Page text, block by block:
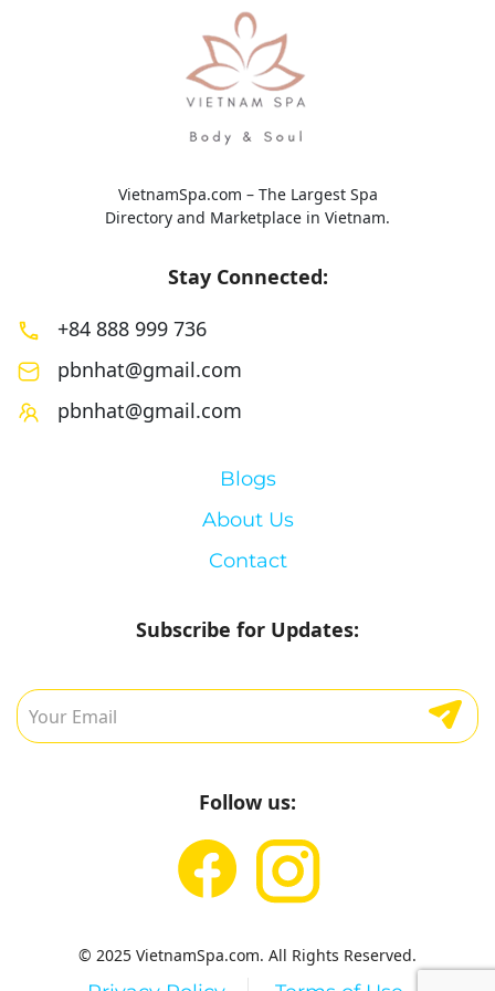
VietnamSpa.com – The Largest Spa
Directory and Marketplace in Vietnam.
Stay Connected:
+84 888 999 736
pbnhat@gmail.com
pbnhat@gmail.com
Blogs
About Us
Contact
Subscribe for Updates:
Follow us:
© 2025 VietnamSpa.com. All Rights Reserved.